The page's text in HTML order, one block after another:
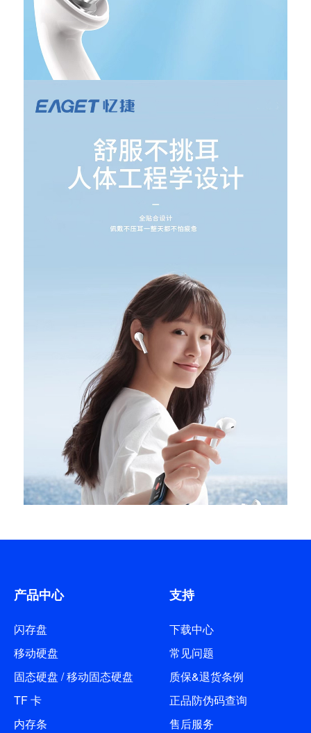
产品中心
闪存盘
移动硬盘
固态硬盘 / 移动固态硬盘
TF 卡
内存条
支持
下载中心
常见问题
质保&退货条例
正品防伪码查询
售后服务